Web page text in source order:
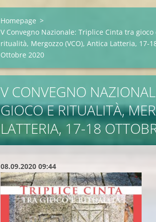
Homepage >
V Convegno Nazionale: Triplice Cinta tra gioco
ritualità, Mergozzo (VCO), Antica Latteria, 17-
Ottobre 2020
V CONVEGNO
GIOCO E RITUALITÀ,
LATTERIA, 17-18
08.09.2020 09:44